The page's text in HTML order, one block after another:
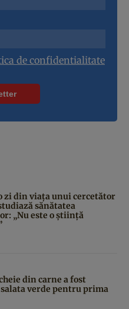
de confidentialitate
zi din viața unui cercetător
sănătatea
„Nu este o știință
din carne a fost
verde pentru prima